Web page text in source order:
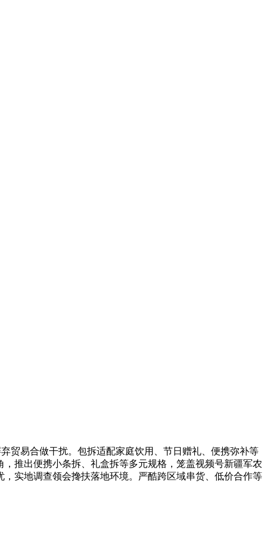
贸易合做干扰。包拆适配家庭饮用、节日赠礼、便携弥补等
推出便携小条拆、礼盒拆等多元规格，笼盖视频号新疆军农
实地调查领会搀扶落地环境。严酷跨区域串货、低价合作等